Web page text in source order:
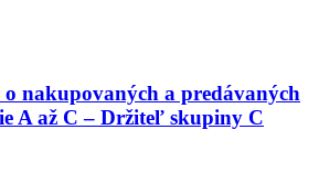
nakupovaných a predávaných
A až C – Držiteľ skupiny C